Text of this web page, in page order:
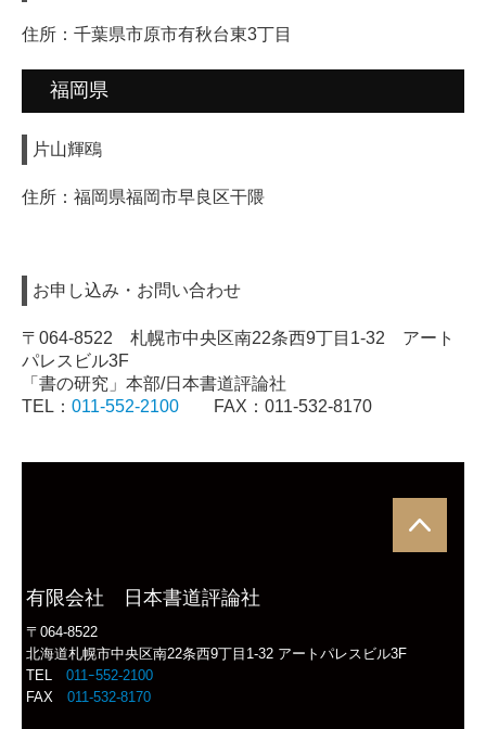
基礎科・師範科
研究科
入学方法・費用
よくあるご質問
概要
学習サイクル
入会方法・費用・入会規定
展覧会
国際現代書道展
全国学生書道展
住所： 千葉県市原市有秋台東3丁目
福岡県
片山輝鴎
住所： 福岡県福岡市早良区干隈
お申し込み・お問い合わせ
〒064-8522 札幌市中央区南22条西9丁目1-32 アート
パレスビル3F
「書の研究」本部/日本書道評論社
TEL： 011-552-2100 FAX：011-532-8170
有限会社 日本書道評論社
〒064-8522
北海道札幌市中央区南22条西9丁目1-32 アートパレスビル3F
TEL011ｰ552-2100
FAX011-532-8170